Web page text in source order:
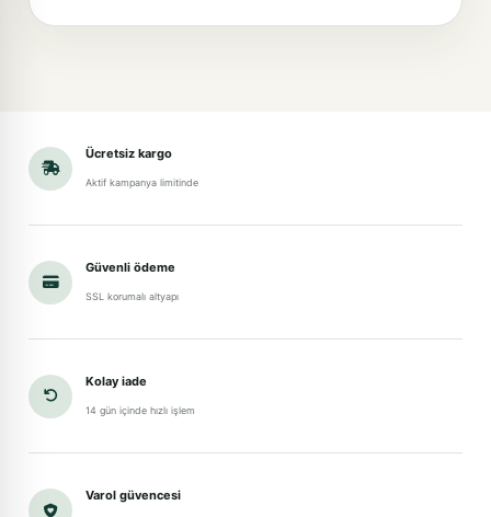
Ücretsiz kargo
Aktif kampanya limitinde
Güvenli ödeme
SSL korumalı altyapı
Kolay iade
14 gün içinde hızlı işlem
Varol güvencesi